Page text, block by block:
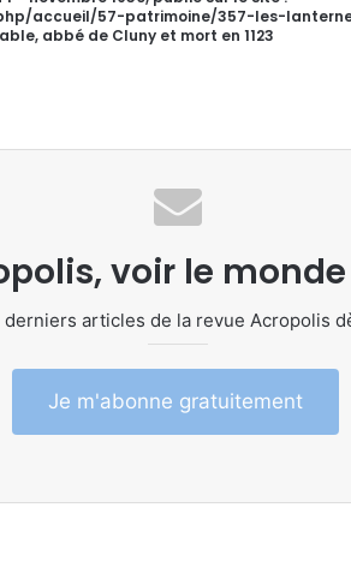
accueil/57-patrimoine/357-les-
abbé de Cluny et mort en 1123
voir le
derniers articles de la revue Acropolis
Je m'abonne gratuitement